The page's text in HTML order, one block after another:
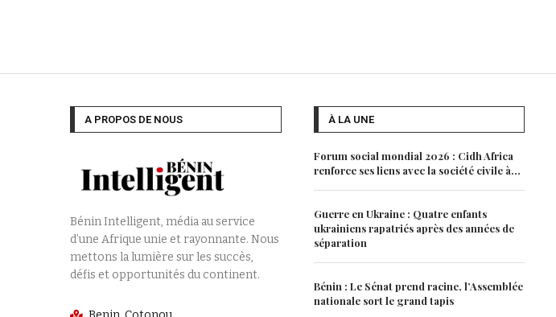
A PROPOS DE NOUS
Bénin Intelligent, média au service
d’une Afrique unie et rayonnante. Nous
mettons la lumière sur les succès,
défis et opportunités du continent.
À LA UNE
Forum social mondial 2026 : Cidh Africa
renforce ses liens avec la société civile à...
Guerre en Ukraine : Quatre enfants
ukrainiens rapatriés après des années de
séparation
Bénin : Le Sénat prend racine, l’Assemblée
nationale sort le grand tapis